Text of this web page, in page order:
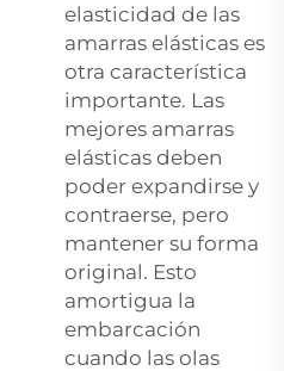
elasticidad de las
amarras elásticas es
otra característica
importante. Las
mejores amarras
elásticas deben
poder expandirse y
contraerse, pero
mantener su forma
original. Esto
amortigua la
embarcación
cuando las olas